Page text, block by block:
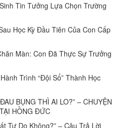
Tin Tưởng Lựa Chọn Trường
Học Kỳ Đầu Tiên Của Con Cấp
Màn: Con Đã Thực Sự Trưởng
Trình “Đội Sổ” Thành Học
BỤNG THÌ AI LO?” – CHUYỆN
HỒNG ĐỨC
Tự Do Không?” – Câu Trả Lời